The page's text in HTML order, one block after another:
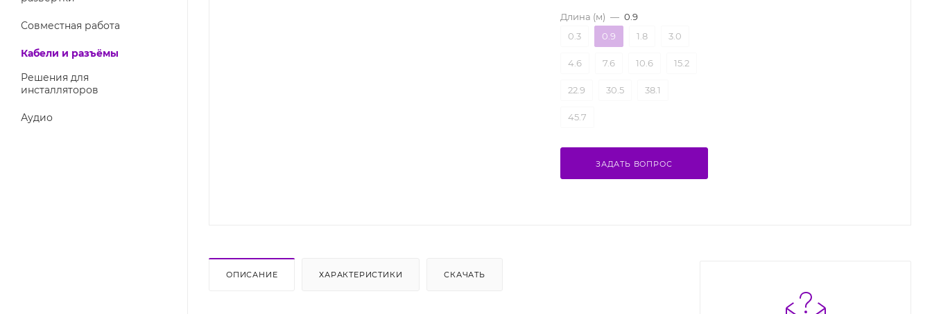
Совместная работа
Кабели и разъёмы
Решения для
инсталляторов
Аудио
Длина (м) — 0.9
0.3
0.9 1.8 3.0
4.6 7.6 10.6 15.2
22.9 30.5 38.1
45.7
ЗАДАТЬ ВОПРОС
ОПИСАНИЕ ХАРАКТЕРИСТИКИ СКАЧАТЬ